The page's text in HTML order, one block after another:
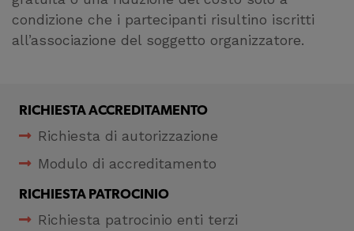
condizione che i partecipanti risultino iscritti
all’associazione del soggetto organizzatore.
RICHIESTA ACCREDITAMENTO
Richiesta di autorizzazione
Modulo di accreditamento
RICHIESTA PATROCINIO
Richiesta patrocinio enti terzi